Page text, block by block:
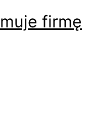
firmę